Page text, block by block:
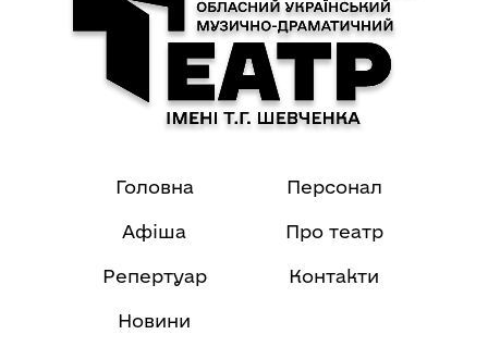
Головна
Афіша
Репертуар
Новини
Персонал
Про театр
Контакти